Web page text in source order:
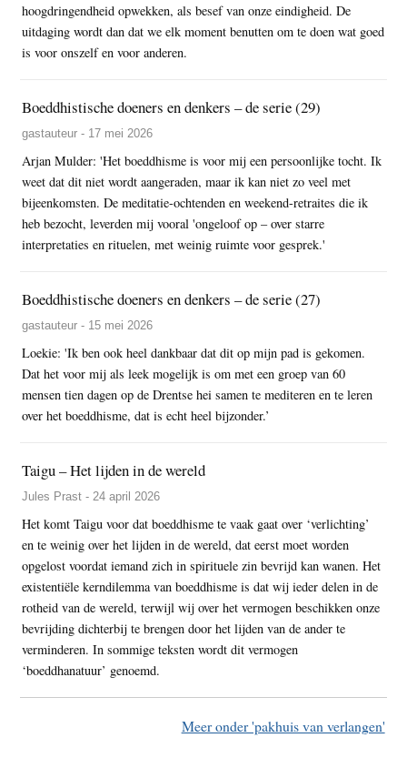
hoogdringendheid opwekken, als besef van onze eindigheid. De
uitdaging wordt dan dat we elk moment benutten om te doen wat goed
is voor onszelf en voor anderen.
Boeddhistische doeners en denkers – de serie (29)
gastauteur - 17 mei 2026
Arjan Mulder: 'Het boeddhisme is voor mij een persoonlijke tocht. Ik
weet dat dit niet wordt aangeraden, maar ik kan niet zo veel met
bijeenkomsten. De meditatie-ochtenden en weekend-retraites die ik
heb bezocht, leverden mij vooral 'ongeloof op – over starre
interpretaties en rituelen, met weinig ruimte voor gesprek.'
Boeddhistische doeners en denkers – de serie (27)
gastauteur - 15 mei 2026
Loekie: 'Ik ben ook heel dankbaar dat dit op mijn pad is gekomen.
Dat het voor mij als leek mogelijk is om met een groep van 60
mensen tien dagen op de Drentse hei samen te mediteren en te leren
over het boeddhisme, dat is echt heel bijzonder.’
Taigu – Het lijden in de wereld
Jules Prast - 24 april 2026
Het komt Taigu voor dat boeddhisme te vaak gaat over ‘verlichting’
en te weinig over het lijden in de wereld, dat eerst moet worden
opgelost voordat iemand zich in spirituele zin bevrijd kan wanen. Het
existentiële kerndilemma van boeddhisme is dat wij ieder delen in de
rotheid van de wereld, terwijl wij over het vermogen beschikken onze
bevrijding dichterbij te brengen door het lijden van de ander te
verminderen. In sommige teksten wordt dit vermogen
‘boeddhanatuur’ genoemd.
Meer onder 'pakhuis van verlangen'